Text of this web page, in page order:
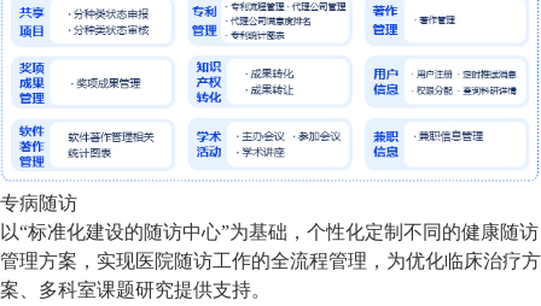
专病随访
以“标准化建设的随访中心”为基础，个性化定制不同的健康随访
管理方案，实现医院随访工作的全流程管理，为优化临床治疗方
案、多科室课题研究提供支持。